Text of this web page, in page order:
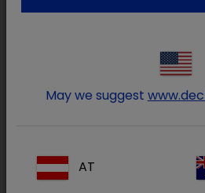
Tudo
Prescrição
Tipo de prescrição / Prescrição
May we suggest
AT